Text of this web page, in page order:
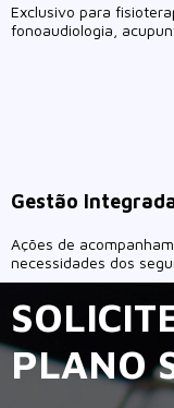
Exclusivo para
fonoaudiologia,
Gestão
Ações de
necessidades dos
PLANO